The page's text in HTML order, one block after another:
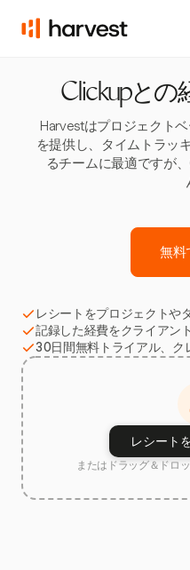
Clickupとの
Harvestはプロジェクト
を提供し、タイムトラッ
るチームに最適ですが
無料
レシートをプロジェクトや
記録した経費をクライアン
30日間無料トライアル、ク
レシート
またはドラッグ＆ドロ